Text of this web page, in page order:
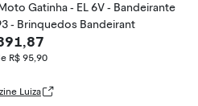
Gatinha - EL 6V - Bandeirante
- Brinquedos Bandeirant
R$ 95,90
Luiza